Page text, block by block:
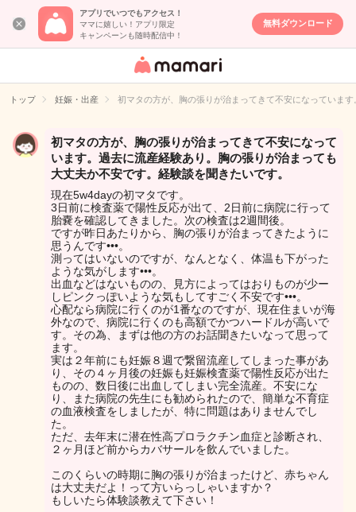
アプリでいつでもアクセス！
ママに嬉しい！アプリ限定
キャンペーンも随時配信中！
無料ダウンロード
女性専用匿名QA
イト
トップ 妊娠・出産 初マタの方が、胸の張りが治まってきて不安になっていま
初マタの方が、胸の張りが治まってきて不安になって
います。過去に流産経験あり。胸の張りが治まっても
大丈夫か不安です。経験談を聞きたいです。
現在5w4dayの初マタです。
3日前に検査薬で陽性反応が出て、2日前に病院に行って
胎嚢を確認してきました。次の検査は2週間後。
ですが昨日あたりから、胸の張りが治まってきたように
思うんです•••。
測ってはいないのですが、なんとなく、体温も下がった
ような気がします•••。
出血などはないものの、見方によってはおりものが少ー
しピンクっぽいような気もしてすごく不安です•••。
心配なら病院に行くのが1番なのですが、現在住まいが海
外なので、病院に行くのも高額でかつハードルが高いで
す。その為、まずは他の方のお話聞きたいなって思って
ます。
実は２年前にも妊娠８週で繋留流産してしまった事があ
り、その４ヶ月後の妊娠も妊娠検査薬で陽性反応が出た
ものの、数日後に出血してしまい完全流産。不安にな
り、また病院の先生にも勧められたので、簡単な不育症
の血液検査をしましたが、特に問題はありませんでし
た。
ただ、去年末に潜在性高プロラクチン血症と診断され、
２ヶ月ほど前からカバサールを飲んでいました。
このくらいの時期に胸の張りが治まったけど、赤ちゃん
は大丈夫だよ！って方いらっしゃいますか？
もしいたら体験談教えて下さい！